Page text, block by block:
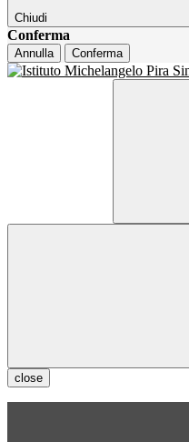
Chiudi
Conferma
Annulla Conferma
close